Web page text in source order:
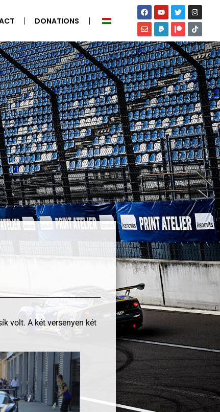
DONATIONS
volt. A két versenyen két